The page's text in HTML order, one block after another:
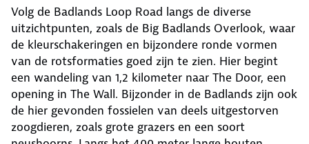
Volg de Badlands Loop Road langs de diverse
uitzichtpunten, zoals de Big Badlands Overlook, waar
de kleurschakeringen en bijzondere ronde vormen
van de rotsformaties goed zijn te zien. Hier begint
een wandeling van 1,2 kilometer naar The Door, een
opening in The Wall. Bijzonder in de Badlands zijn ook
de hier gevonden fossielen van deels uitgestorven
zoogdieren, zoals grote grazers en een soort